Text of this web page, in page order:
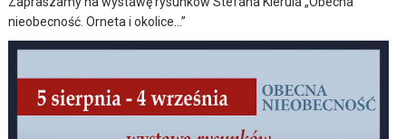
nieobecność. Orneta i okolice…”